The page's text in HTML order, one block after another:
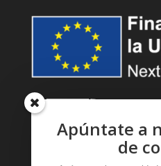
Apúntate a
de